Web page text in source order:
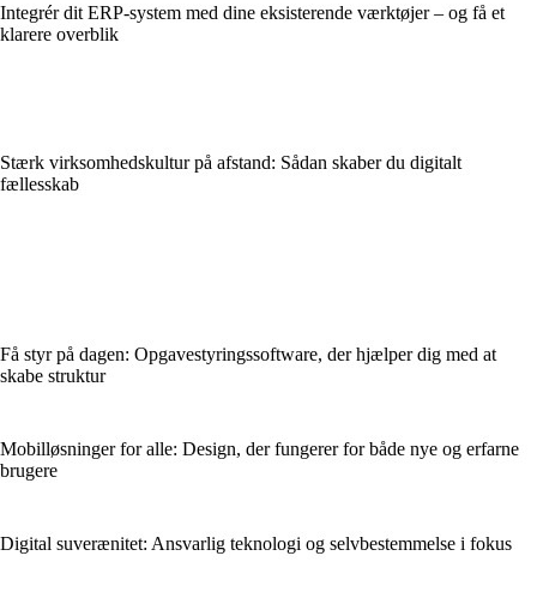
Integrér dit ERP-system med dine eksisterende værktøjer – og få et
klarere overblik
Stærk virksomhedskultur på afstand: Sådan skaber du digitalt
fællesskab
Få styr på dagen: Opgavestyringssoftware, der hjælper dig med at
skabe struktur
Mobil­løsninger for alle: Design, der fungerer for både nye og erfarne
brugere
Digital suverænitet: Ansvarlig teknologi og selvbestemmelse i fokus